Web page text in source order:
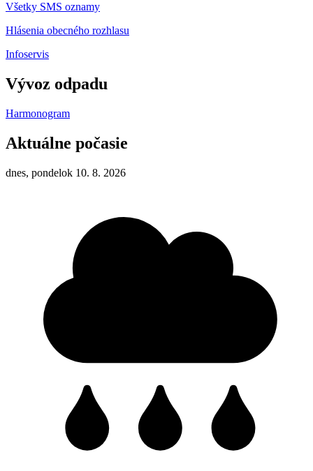
Všetky SMS oznamy
Hlásenia obecného rozhlasu
Infoservis
Vývoz odpadu
Harmonogram
Aktuálne počasie
dnes, pondelok 10. 8. 2026